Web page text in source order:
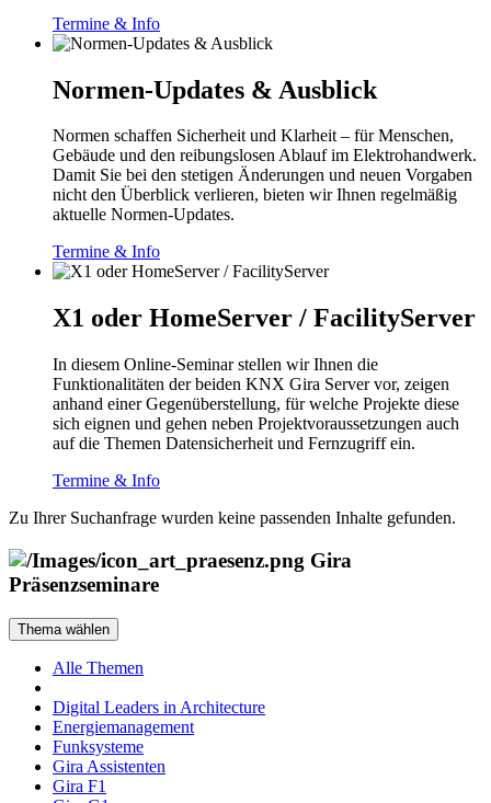
Termine & Info
Normen-Updates & Ausblick
Normen schaffen Sicherheit und Klarheit – für Menschen,
Gebäude und den reibungslosen Ablauf im Elektrohandwerk.
Damit Sie bei den stetigen Änderungen und neuen Vorgaben
nicht den Überblick verlieren, bieten wir Ihnen regelmäßig
aktuelle Normen-Updates.
Termine & Info
X1 oder HomeServer / FacilityServer
In diesem Online-Seminar stellen wir Ihnen die
Funktionalitäten der beiden KNX Gira Server vor, zeigen
anhand einer Gegenüberstellung, für welche Projekte diese
sich eignen und gehen neben Projektvoraussetzungen auch
auf die Themen Datensicherheit und Fernzugriff ein.
Termine & Info
Zu Ihrer Suchanfrage wurden keine passenden Inhalte gefunden.
Gira
Präsenzseminare
Thema wählen
Alle Themen
Digital Leaders in Architecture
Energiemanagement
Funksysteme
Gira Assistenten
Gira F1